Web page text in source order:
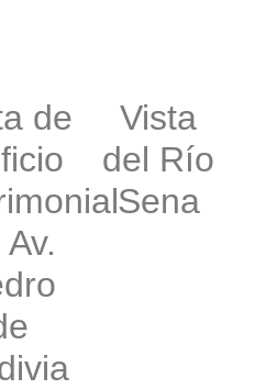
de
Vista
del Río
Sena